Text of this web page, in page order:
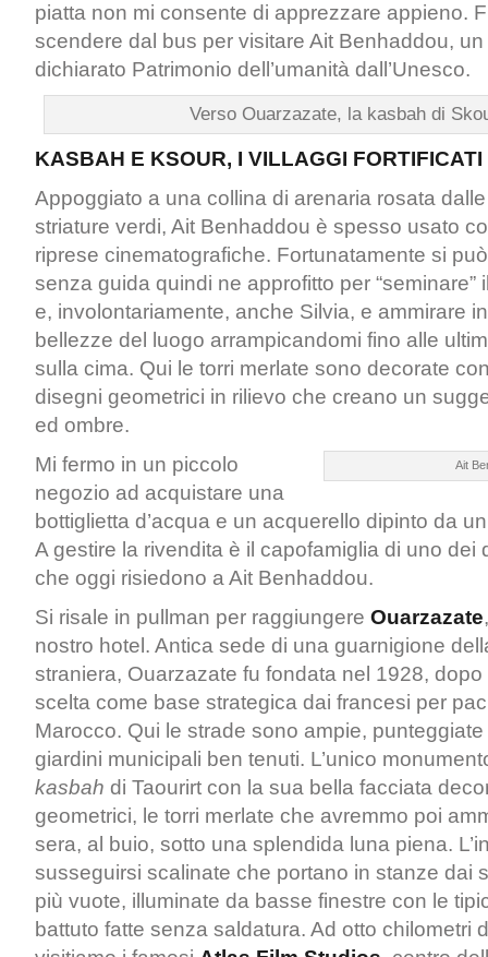
piatta non mi consente di apprezzare appieno.
scendere dal bus per visitare Ait Benhaddou,
dichiarato Patrimonio dell’umanità dall’Unesco.
Verso Ouarzazate, la kasbah di
KASBAH E KSOUR, I VILLAGGI
Appoggiato a una collina di arenaria rosata
striature verdi, Ait Benhaddou è spesso usato
riprese cinematografiche. Fortunatamente si
senza guida quindi ne approfitto per “seminare”
e, involontariamente, anche Silvia, e ammirare
bellezze del luogo arrampicandomi fino alle
sulla cima. Qui le torri merlate sono decorate
disegni geometrici in rilievo che creano un
ed ombre.
Ait
Mi fermo in un piccolo
negozio ad acquistare una
bottiglietta d’acqua e un acquerello dipinto da
A gestire la rivendita è il capofamiglia di uno dei
che oggi risiedono a Ait Benhaddou.
Si risale in pullman per raggiungere Ouarzazate
nostro hotel. Antica sede di una guarnigione
straniera, Ouarzazate fu fondata nel 1928,
scelta come base strategica dai francesi per
Marocco. Qui le strade sono ampie,
giardini municipali ben tenuti. L’unico
kasbah di Taourirt con la sua bella facciata
geometrici, le torri merlate che avremmo poi
sera, al buio, sotto una splendida luna piena.
susseguirsi scalinate che portano in stanze dai
più vuote, illuminate da basse finestre con le
battuto fatte senza saldatura. Ad otto chilometri